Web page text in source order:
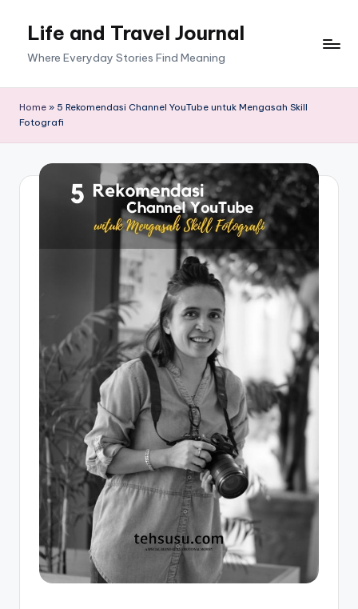
Life and Travel Journal
Where Everyday Stories Find Meaning
Home » 5 Rekomendasi Channel YouTube untuk Mengasah Skill
Fotografi